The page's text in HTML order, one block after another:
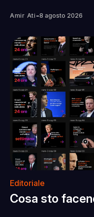
Amir Ati -8 agosto 2026
Editoriale
Cosa sto